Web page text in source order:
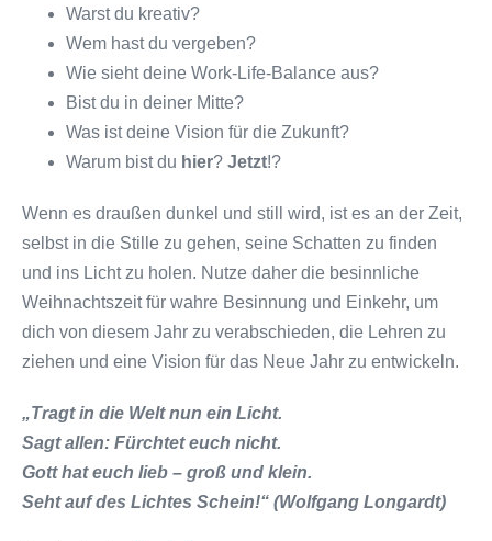
Warst du kreativ?
Wem hast du vergeben?
Wie sieht deine Work-Life-Balance aus?
Bist du in deiner Mitte?
Was ist deine Vision für die Zukunft?
Warum bist du hier? Jetzt!?
Wenn es draußen dunkel und still wird, ist es an der Zeit,
selbst in die Stille zu gehen, seine Schatten zu finden
und ins Licht zu holen. Nutze daher die besinnliche
Weihnachtszeit für wahre Besinnung und Einkehr, um
dich von diesem Jahr zu verabschieden, die Lehren zu
ziehen und eine Vision für das Neue Jahr zu entwickeln.
„Tragt in die Welt nun ein Licht.
Sagt allen: Fürchtet euch nicht.
Gott hat euch lieb – groß und klein.
Seht auf des Lichtes Schein!“ (Wolfgang Longardt)